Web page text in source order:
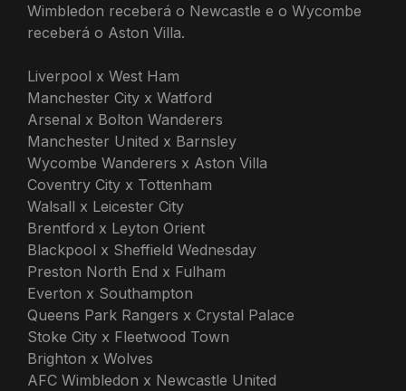
Wimbledon receberá o Newcastle e o Wycombe
receberá o Aston Villa.
Liverpool x West Ham
Manchester City x Watford
Arsenal x Bolton Wanderers
Manchester United x Barnsley
Wycombe Wanderers x Aston Villa
Coventry City x Tottenham
Walsall x Leicester City
Brentford x Leyton Orient
Blackpool x Sheffield Wednesday
Preston North End x Fulham
Everton x Southampton
Queens Park Rangers x Crystal Palace
Stoke City x Fleetwood Town
Brighton x Wolves
AFC Wimbledon x Newcastle United